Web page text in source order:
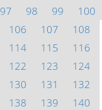
97 98 99
100
106 107
108
114 115
116
122 123
124
130 131
132
138 139
140